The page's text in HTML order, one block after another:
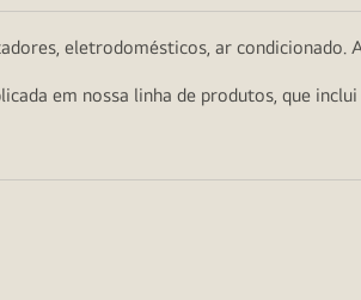
eletrodomésticos, ar
em nossa linha de produtos, que